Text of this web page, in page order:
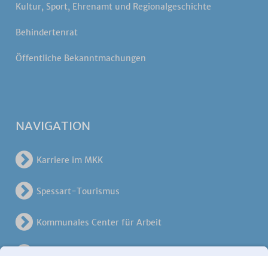
Kultur, Sport, Ehrenamt und Regionalgeschichte
Behindertenrat
Öffentliche Bekanntmachungen
NAVIGATION
Karriere im MKK
Spessart-Tourismus
Kommunales Center für Arbeit